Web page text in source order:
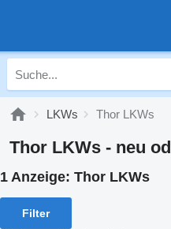
LKWs Thor LKWs
Thor LKWs - neu
1 Anzeige: Thor LKWs
Filter